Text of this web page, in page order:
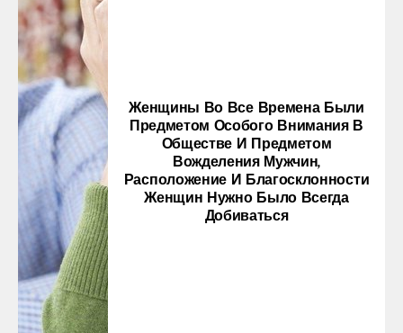
Женщины Во Все Времена Были
Предметом Особого Внимания В
Обществе И Предметом
Вожделения Мужчин,
Расположение И Благосклонности
Женщин Нужно Было Всегда
Добиваться